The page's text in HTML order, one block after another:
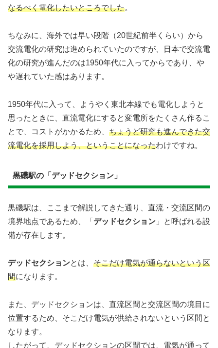
なるべく電化したいところでした。
ちなみに、海外では早い段階（20世紀前半くらい）から
交流電化の研究は進められていたのですが、日本で交流電
化の研究が進んだのは1950年代に入ってからであり、や
や遅れていた感はあります。
1950年代に入って、ようやく東北本線でも電化しようと
思ったときに、直流電化にすると変電所をたくさん作るこ
とで、コストがかかるため、 ちょうど研究も進んできた交
流電化を採用しよう、ということになったわけですね。
黒磯駅の「デッドセクション」
黒磯駅は、ここまで解説してきた通り、直流・交流区間の
境界地点であるため、「 デッドセクション 」と呼ばれる設
備が存在します。
デッドセクションとは、 そこだけ電気が通らないという区
間になります。
また、デッドセクションは、直流区間と交流区間の境目に
位置するため、そこだけ電気が供給されないという区間と
なります。
したがって、デッドセクションの区間では、電気が通って